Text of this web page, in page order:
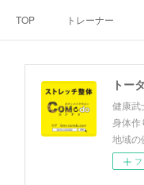
TOP トレーナー
お客様の声
トー
健康武
身体作
地域の